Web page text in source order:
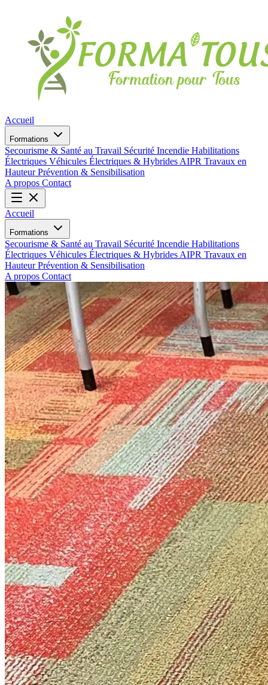
Accueil
Formations
Secourisme & Santé au Travail Sécurité Incendie Habilitations
Électriques Véhicules Électriques & Hybrides AIPR Travaux en
HauteurPrévention & Sensibilisation
A propos Contact
Accueil
Formations
Secourisme & Santé au Travail Sécurité Incendie Habilitations
Électriques Véhicules Électriques & Hybrides AIPR Travaux en
HauteurPrévention & Sensibilisation
A propos Contact